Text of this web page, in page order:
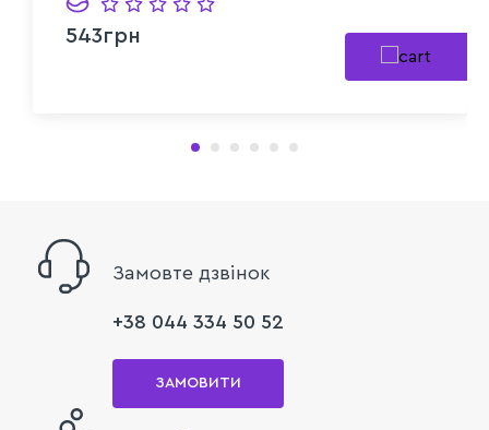
543грн
Замовте дзвінок
+38 044 334 50 52
ЗАМОВИТИ